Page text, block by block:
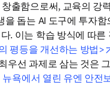
출함으로써, 교육의
돕는 AI 도구에 투자
. 이는 학습 방식에 따
평등을 개선하는 방법>
선 과제로 삼는 것은
뉴욕에서 열린 유엔 안전